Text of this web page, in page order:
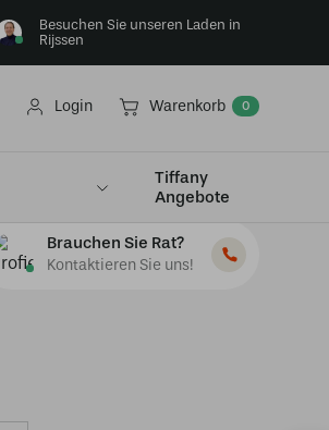
Besuchen Sie unseren Laden in
Rijssen
Login Warenkorb 0
Tiffany
Angebote
Brauchen Sie Rat?
Kontaktieren Sie uns!